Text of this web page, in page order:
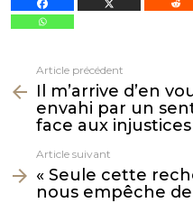
plus
Article précédent
Il m’arrive d’en
envahi par un
face aux injustices
Article suivant
« Seule cette
nous empêche de